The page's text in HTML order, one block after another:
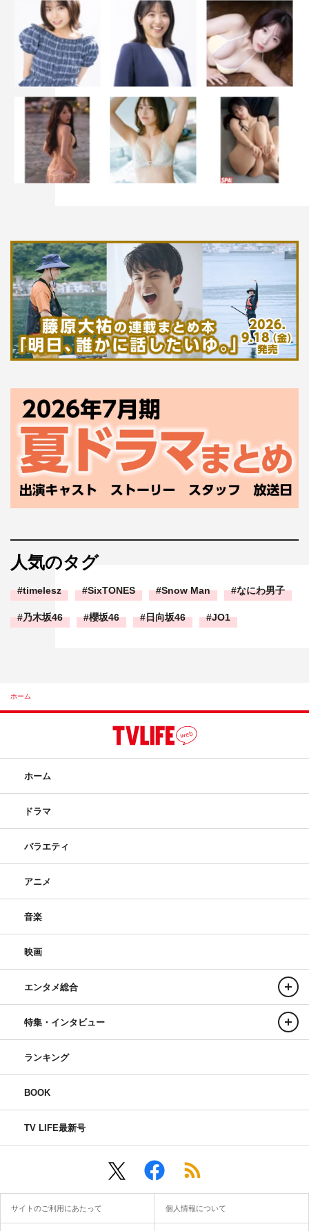
人気のタグ
timelesz SixTONES Snow Man なにわ男子
乃木坂46 櫻坂46 日向坂46 JO1
ホーム
ホーム
ドラマ
バラエティ
アニメ
音楽
映画
エンタメ総合
特集・インタビュー
ランキング
BOOK
TV LIFE最新号
サイトのご利用にあたって 個人情報について